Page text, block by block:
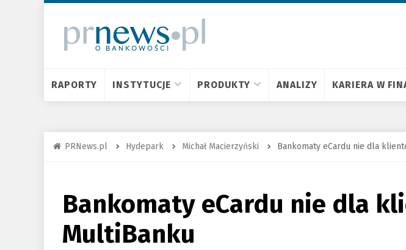
RAPORTY INSTYTUCJE PRODUKTY ANALIZY KARIERA W
PRNews.pl Hydepark Michał Macierzyński Bankomaty eCardu nie dla
Bankomaty eCardu nie dla
MultiBanku